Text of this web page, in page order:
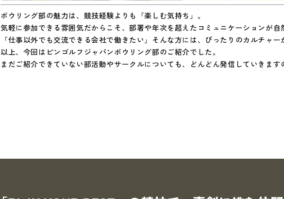
ボウリング部の魅力は、競技経験よりも「楽しむ気持ち」。
気軽に参加できる雰囲気だからこそ、部署や年次を超えたコミュニケーションが自
「仕事以外でも交流できる会社で働きたい」そんな方には、ぴったりのカルチャー
以上、今回はピンゴルフジャパンボウリング部のご紹介でした。
まだご紹介できていない部活動やサークルについても、どんどん発信していきます